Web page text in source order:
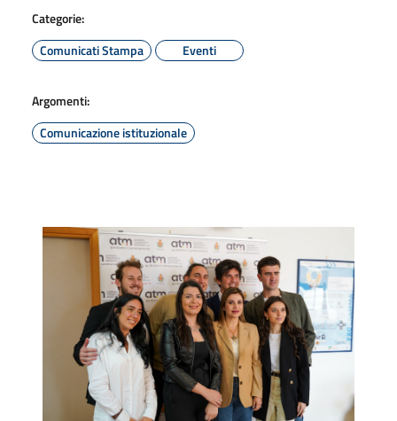
Categorie:
Comunicati Stampa
Eventi
Argomenti:
Comunicazione istituzionale